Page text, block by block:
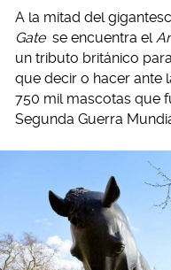
A la mitad del
Gate se encuentra el
un tributo británico
que decir o hacer ante
750 mil mascotas que
Segunda Guerra